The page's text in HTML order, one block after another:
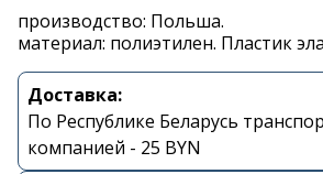
производство: Польша.
материал: полиэтилен. Пластик
Доставка:
По Республике Беларусь
компанией - 25 BYN